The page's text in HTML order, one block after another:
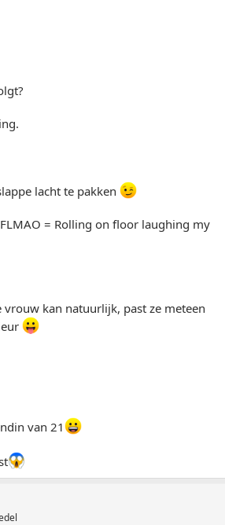
lacht te pakken
= Rolling on floor laughing my
vrouw kan natuurlijk, past ze meteen
van 21